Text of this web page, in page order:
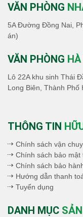
VĂN PHÒNG
5A Đường Đồng Nai,
án)
VĂN PHÒNG
Lô 22A khu sinh Thái
Long Biên, Thành Phố
THÔNG TIN
Chính sách vận
Chính sách bảo mật
Chính sách bảo
Hướng dẫn thanh
Tuyển dụng
DANH MỤC